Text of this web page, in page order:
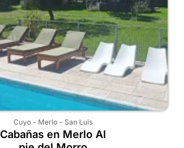
Cuyo- Merlo- San Luis
Cabañas en Merlo Al